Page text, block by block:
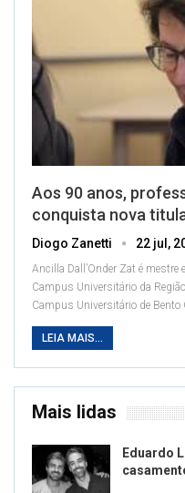
Aos 90 anos,
conquista nova
Diogo Zanetti 22 jul,
Ancilla Dall’Onder Zat é mestre
Campus Universitário da
Campus Universitário de Bento
LEIA MAIS...
Mais lidas
Eduardo